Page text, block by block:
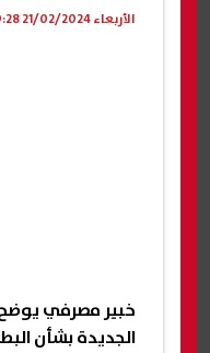
الأربعاء 21/02/2024 09:28 م
خبير مصرفي يوضح
الجديدة بشأن